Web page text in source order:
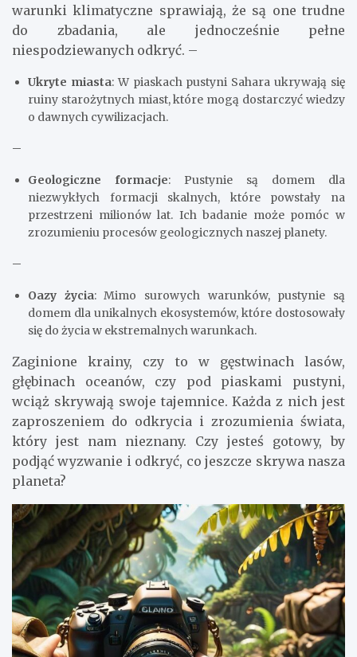
warunki klimatyczne sprawiają, że są one trudne
do zbadania, ale jednocześnie pełne
niespodziewanych odkryć. –
Ukryte miasta: W piaskach pustyni Sahara ukrywają się
ruiny starożytnych miast, które mogą dostarczyć wiedzy
o dawnych cywilizacjach.
–
Geologiczne formacje: Pustynie są domem dla
niezwykłych formacji skalnych, które powstały na
przestrzeni milionów lat. Ich badanie może pomóc w
zrozumieniu procesów geologicznych naszej planety.
–
Oazy życia: Mimo surowych warunków, pustynie są
domem dla unikalnych ekosystemów, które dostosowały
się do życia w ekstremalnych warunkach.
Zaginione krainy, czy to w gęstwinach lasów,
głębinach oceanów, czy pod piaskami pustyni,
wciąż skrywają swoje tajemnice. Każda z nich jest
zaproszeniem do odkrycia i zrozumienia świata,
który jest nam nieznany. Czy jesteś gotowy, by
podjąć wyzwanie i odkryć, co jeszcze skrywa nasza
planeta?